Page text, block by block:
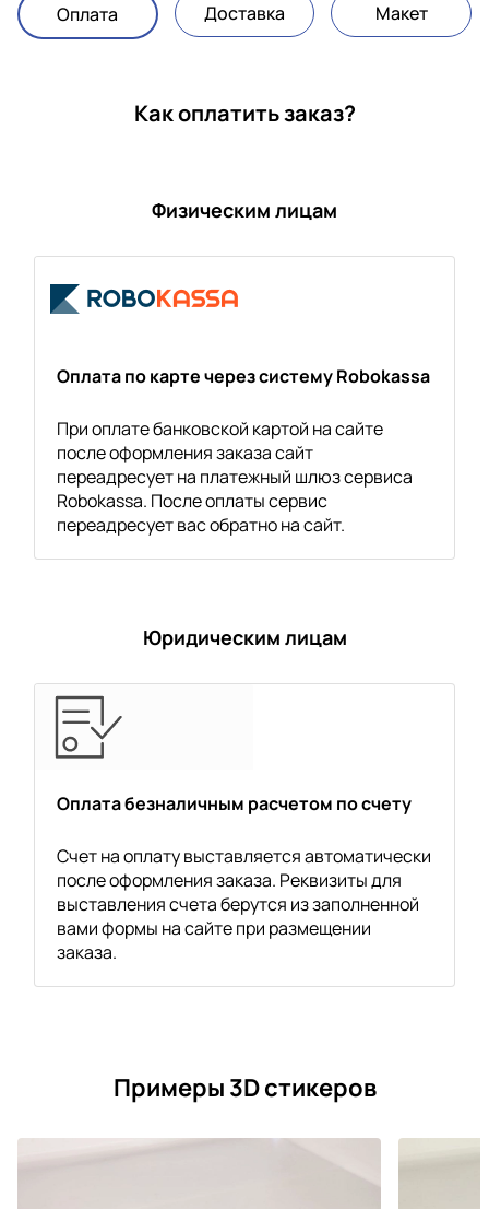
Оплата Доставка Макет
Как оплатить заказ?
Физическим лицам
Оплата по карте через систему Robokassa
При оплате банковской картой на сайте
после оформления заказа сайт
переадресует на платежный шлюз сервиса
Robokassa. После оплаты сервис
переадресует вас обратно на сайт.
Юридическим лицам
Оплата безналичным расчетом по счету
Счет на оплату выставляется автоматически
после оформления заказа. Реквизиты для
выставления счета берутся из заполненной
вами формы на сайте при размещении
заказа.
Примеры 3D стикеров